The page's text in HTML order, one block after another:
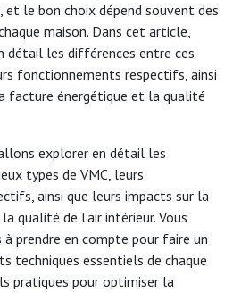
le bon choix dépend souvent des
maison. Dans cet article,
détail les différences entre ces
fonctionnements respectifs, ainsi
facture énergétique et la qualité
explorer en détail les
types de VMC, leurs
ainsi que leurs impacts sur la
qualité de l'air intérieur. Vous
prendre en compte pour faire un
techniques essentiels de chaque
pratiques pour optimiser la